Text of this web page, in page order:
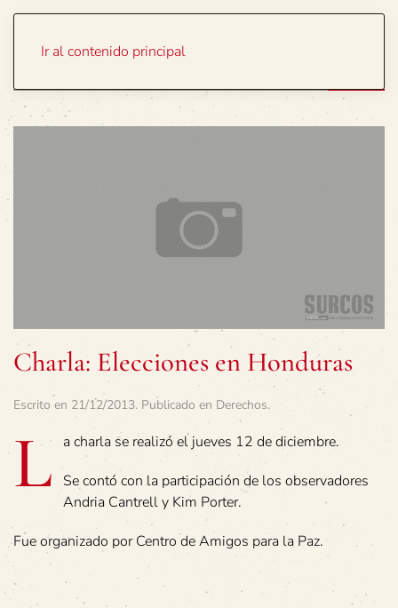
Ir al contenido principal
Charla: Elecciones en Honduras
Escrito en 21/12/2013. Publicado en Derechos.
L
a charla se realizó el jueves 12 de diciembre.
Se contó con la participación de los observadores
Andria Cantrell y Kim Porter.
Fue organizado por Centro de Amigos para la Paz.